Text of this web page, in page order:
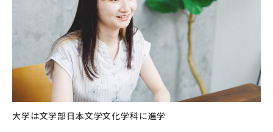
大学は文学部日本文学文化学科に進学